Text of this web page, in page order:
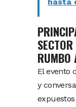
hasta
RUMBO
El evento
y